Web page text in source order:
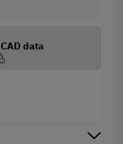
CAD data